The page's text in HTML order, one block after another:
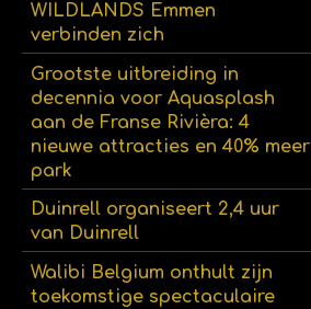
WILDLANDS Emmen
verbinden zich
Grootste uitbreiding in
decennia voor Aquasplash
aan de Franse Rivièra: 4
nieuwe attracties en 40% meer
park
Duinrell organiseert 2,4 uur
van Duinrell
Walibi Belgium onthult zijn
toekomstige spectaculaire